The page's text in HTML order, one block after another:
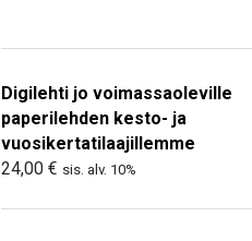
Digilehti jo voimassaoleville
paperilehden kesto- ja
vuosikertatilaajillemme
24,00 € sis. alv. 10%